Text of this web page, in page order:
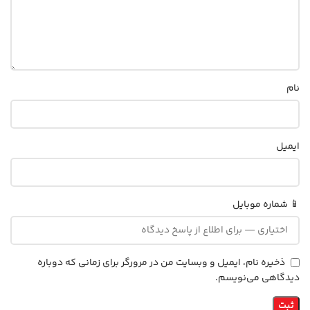
نام
ایمیل
📱 شماره موبایل
ذخیره نام، ایمیل و وبسایت من در مرورگر برای زمانی که دوباره
دیدگاهی می‌نویسم.